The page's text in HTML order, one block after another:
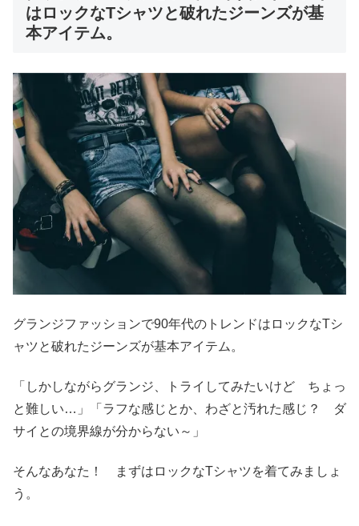
はロックなTシャツと破れたジーンズが基
本アイテム。
グランジファッションで90年代のトレンドはロックなTシ
ャツと破れたジーンズが基本アイテム。
「しかしながらグランジ、トライしてみたいけど ちょっ
と難しい…」「ラフな感じとか、わざと汚れた感じ？ ダ
サイとの境界線が分からない～」
そんなあなた！ まずはロックなTシャツを着てみましょ
う。